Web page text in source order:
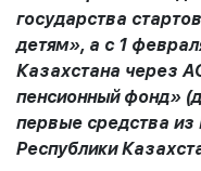
государства
детям», а с 1
Казахстана через
пенсионный фонд»
первые средства
Республики